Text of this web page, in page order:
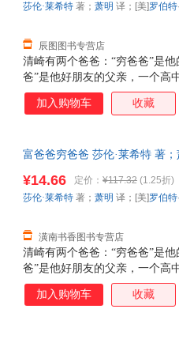
清崎有两个爸爸：“穷爸爸”是
爸”是他好朋友的父亲，一个高
从“穷爸爸”为他设计的人生道
的人生初期。直到1977年，清
爸”截然不同的金钱观和财富观
辰图图书专营店
莎伦·莱希特 著； 萧明 译；[美]罗伯特
加入购物车 收藏
富爸爸穷爸爸 莎伦·莱希特 著
清崎有两个爸爸：“穷爸爸”是
爸”是他好朋友的父亲，一个高
从“穷爸爸”为他设计的人生道
的人生初期。直到1977年，清
¥14.66 定价： ¥117.32 (1.25折)
潢南书香图书专营店
莎伦·莱希特 著； 萧明 译；[美]罗伯特
加入购物车 收藏